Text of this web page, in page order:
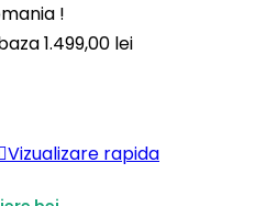
!
1.499,00 lei
Vizualizare rapida